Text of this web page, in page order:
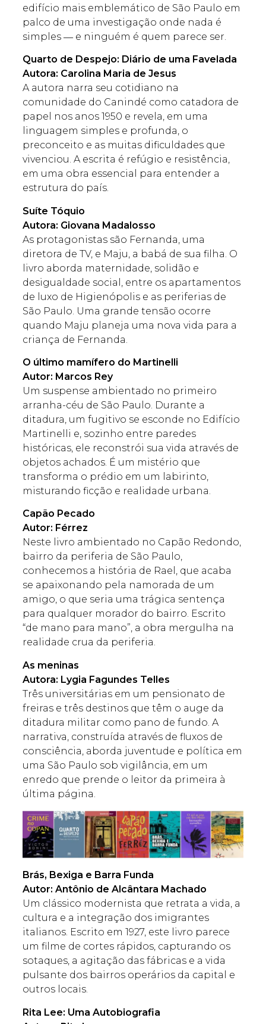
edifício mais emblemático de São Paulo em
palco de uma investigação onde nada é
simples ― e ninguém é quem parece ser.
Quarto de Despejo: Diário de uma Favelada
Autora: Carolina Maria de Jesus
A autora narra seu cotidiano na
comunidade do Canindé como catadora de
papel nos anos 1950 e revela, em uma
linguagem simples e profunda, o
preconceito e as muitas dificuldades que
vivenciou. A escrita é refúgio e resistência,
em uma obra essencial para entender a
estrutura do país.
Suíte Tóquio
Autora: Giovana Madalosso
As protagonistas são Fernanda, uma
diretora de TV, e Maju, a babá de sua filha. O
livro aborda maternidade, solidão e
desigualdade social, entre os apartamentos
de luxo de Higienópolis e as periferias de
São Paulo. Uma grande tensão ocorre
quando Maju planeja uma nova vida para a
criança de Fernanda.
O último mamífero do Martinelli
Autor: Marcos Rey
Um suspense ambientado no primeiro
arranha-céu de São Paulo. Durante a
ditadura, um fugitivo se esconde no Edifício
Martinelli e, sozinho entre paredes
históricas, ele reconstrói sua vida através de
objetos achados. É um mistério que
transforma o prédio em um labirinto,
misturando ficção e realidade urbana.
Capão Pecado
Autor: Férrez
Neste livro ambientado no Capão Redondo,
bairro da periferia de São Paulo,
conhecemos a história de Rael, que acaba
se apaixonando pela namorada de um
amigo, o que seria uma trágica sentença
para qualquer morador do bairro. Escrito
“de mano para mano”, a obra mergulha na
realidade crua da periferia.
As meninas
Autora: Lygia Fagundes Telles
Três universitárias em um pensionato de
freiras e três destinos que têm o auge da
ditadura militar como pano de fundo. A
narrativa, construída através de fluxos de
consciência, aborda juventude e política em
uma São Paulo sob vigilância, em um
enredo que prende o leitor da primeira à
última página.
Brás, Bexiga e Barra Funda
Autor: Antônio de Alcântara Machado
Um clássico modernista que retrata a vida, a
cultura e a integração dos imigrantes
italianos. Escrito em 1927, este livro parece
um filme de cortes rápidos, capturando os
sotaques, a agitação das fábricas e a vida
pulsante dos bairros operários da capital e
outros locais.
Rita Lee: Uma Autobiografia